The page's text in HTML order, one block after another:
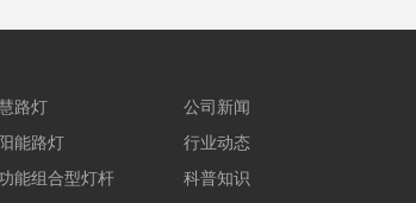
路灯
能路灯
能组合型灯杆
公司新闻
行业动态
科普知识